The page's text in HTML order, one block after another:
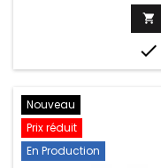


Nouveau
Prix réduit
En Production